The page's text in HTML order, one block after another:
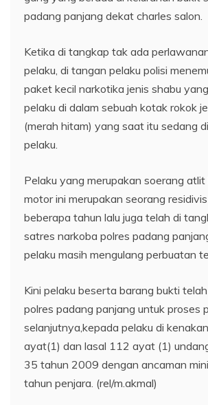
padang panjang dekat charles salon.
Ketika di tangkap tak ada
pelaku, di tangan pelaku polisi
paket kecil narkotika jenis shabu
pelaku di dalam sebuah kotak rokok
(merah hitam) yang saat itu sedang
pelaku.
Pelaku yang merupakan soerang
motor ini merupakan seorang
beberapa tahun lalu juga telah di
satres narkoba polres padang
pelaku masih mengulang perbuatan
Kini pelaku beserta barang bukti
polres padang panjang untuk proses
selanjutnya,kepada pelaku di
ayat(1) dan lasal 112 ayat (1)
35 tahun 2009 dengan ancaman
tahun penjara. (rel/m.akmal)